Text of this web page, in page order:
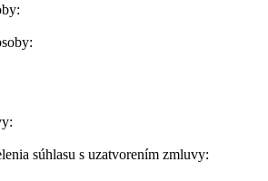
súhlasu s uzatvorením zmluvy: